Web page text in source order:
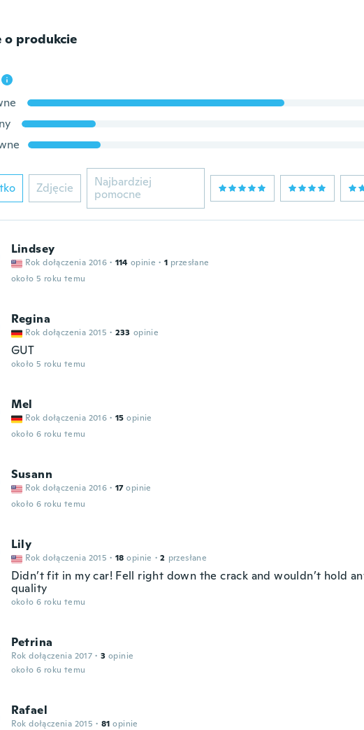
o produkcie
Zdjęcie
Najbardziej
pomocne
Lindsey
Rok dołączenia 2016 · 114 opinie · 1 przesłane
około 5 roku temu
Regina
Rok dołączenia 2015 · 233 opinie
GUT
około 5 roku temu
Mel
Rok dołączenia 2016 · 15 opinie
około 6 roku temu
Susann
Rok dołączenia 2016 · 17 opinie
około 6 roku temu
Lily
Rok dołączenia 2015 · 18 opinie · 2 przesłane
Didn’t fit in my car! Fell right down the crack and wouldn’t hold
quality
około 6 roku temu
Petrina
Rok dołączenia 2017 · 3 opinie
około 6 roku temu
Rafael
Rok dołączenia 2015 · 81 opinie